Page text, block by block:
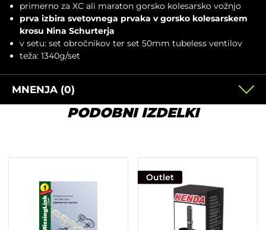
primerno za XC ali maraton gorsko kolesarsko vožnjo
prva izbira svetovnega prvaka v gorsko kolesarskem
krosu Nina Schurterja
v setu: set obročnikov ter set 50mm tubelessventilov
teža: 1340g/set
MNENJA (0)
PODOBNI IZDELKI
Outlet